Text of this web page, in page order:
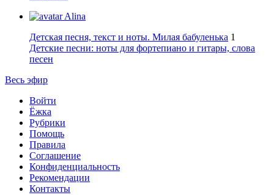
Alina
Детская песня, текст и ноты. Милая бабуленька 1
Детские песни: ноты для фортепиано и гитары, слова
песен
Весь эфир
Войти
Ёжка
Рубрики
Помощь
Правила
Соглашение
Конфиденциальность
Рекомендации
Контакты